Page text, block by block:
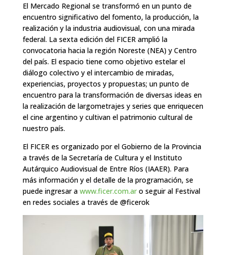
El Mercado Regional se transformó en un punto de
encuentro significativo del fomento, la producción, la
realización y la industria audiovisual, con una mirada
federal. La sexta edición del FICER amplió la
convocatoria hacia la región Noreste (NEA) y Centro
del país. El espacio tiene como objetivo estelar el
diálogo colectivo y el intercambio de miradas,
experiencias, proyectos y propuestas; un punto de
encuentro para la transformación de diversas ideas en
la realización de largometrajes y series que enriquecen
el cine argentino y cultivan el patrimonio cultural de
nuestro país.
El FICER es organizado por el Gobierno de la Provincia
a través de la Secretaría de Cultura y el Instituto
Autárquico Audiovisual de Entre Ríos (IAAER). Para
más información y el detalle de la programación, se
puede ingresar a www.ficer.com.aro seguir al Festival
en redes sociales a través de @ficerok